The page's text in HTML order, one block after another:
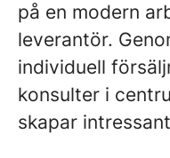
på en modern
leverantör.
individuell
konsulter i
skapar